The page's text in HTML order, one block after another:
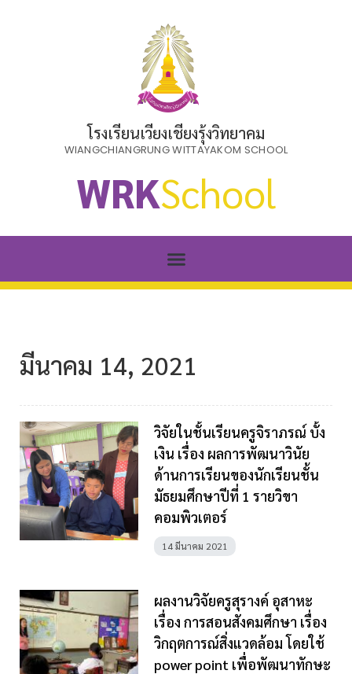
โรงเรียนเวียงเชียงรุ้งวิทยาคม
WIANGCHIANGRUNG WITTAYAKOM SCHOOL
WRKSchool
มีนาคม 14, 2021
วิจัยในชั้นเรียนครูจิราภรณ์ บั้ง
เงิน เรื่อง ผลการพัฒนาวินัย
ด้านการเรียนของนักเรียนชั้น
มัธยมศึกษาปีที่ 1 รายวิขา
คอมพิวเตอร์
14 มีนาคม 2021
ผลงานวิจัยครูสุรางค์ อุสาหะ
เรื่อง การสอนสังคมศึกษา เรื่อง
วิกฤตการณ์สิ่งแวดล้อม โดยใช้
power point เพื่อพัฒนาทักษะ